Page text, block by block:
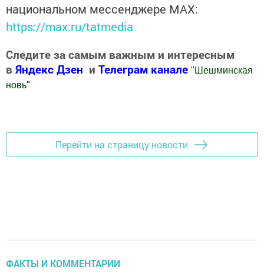
национальном мессенджере MАХ:
https://max.ru/tatmedia
Следите за самым важным и интересным
в Яндекс Дзен и Телеграм канале " Шешминская
новь"
Перейти на страницу новости
ФАКТЫ И КОММЕНТАРИИ